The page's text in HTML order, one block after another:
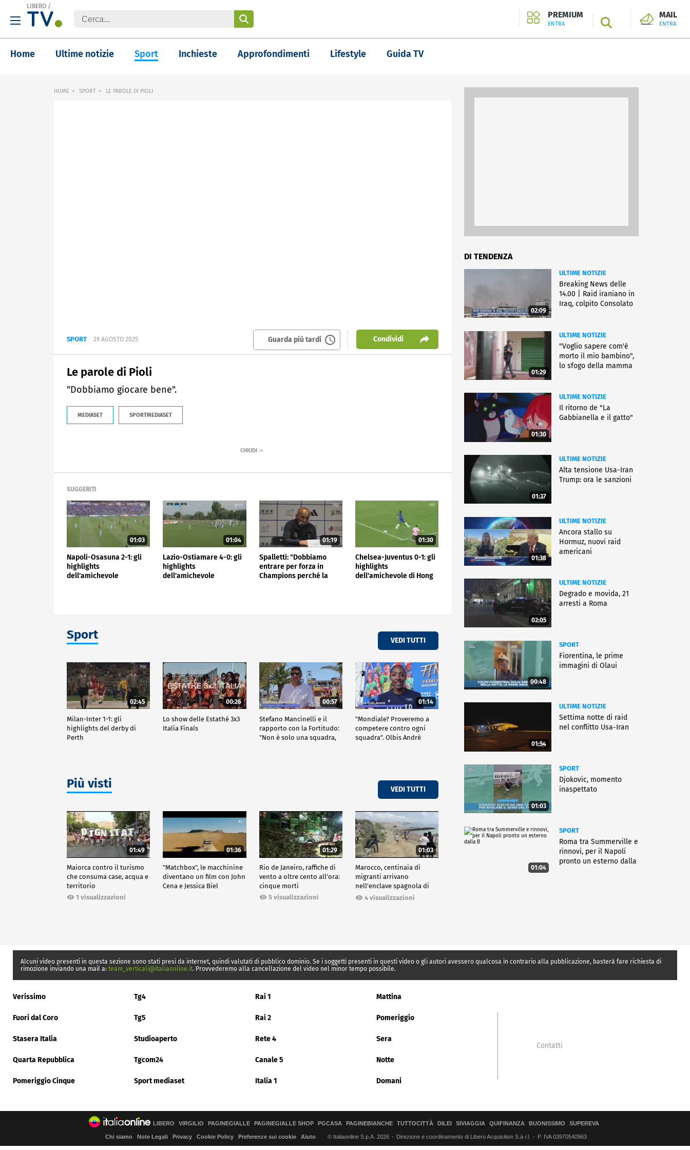
LIBERO /
PREMIUM
ENTRA SEARCH
MAIL
ENTRA
Home Ultime notizie Sport Inchieste Approfondimenti Lifestyle Guida TV
HOME SPORT LE PAROLE DI PIOLI
SPORT 29 AGOSTO 2025 Guarda più tardi Condividi
Le parole di Pioli
"Dobbiamo giocare bene".
MEDIASET SPORTMEDIASET
SUGGERITI
01:03
Napoli-Osasuna 2-1: gli
highlights
dell'amichevole
01:04
Lazio-Ostiamare 4-0: gli
highlights
dell'amichevole
01:19
Spalletti: "Dobbiamo
entrare per forza in
Champions perché la
01:30
Chelsea-Juventus 0-1: gli
highlights
dell'amichevole di Hong
Sport VEDI TUTTI
02:45
Milan-Inter 1-1: gli
highlights del derby di
Perth
00:26
Lo show delle Estathé 3x3
Italia Finals
00:57
Stefano Mancinelli e il
rapporto con la Fortitudo:
"Non è solo una squadra,
01:14
"Mondiale? Proveremo a
competere contro ogni
squadra". Olbis Andrè
Più visti VEDI TUTTI
01:49
Maiorca contro il turismo
che consuma case, acqua e
territorio
1 visualizzazioni
01:36
"Matchbox", le macchinine
diventano un film con John
Cena e Jessica Biel
01:29
Rio de Janeiro, raffiche di
vento a oltre cento all'ora:
cinque morti
5 visualizzazioni
01:03
Marocco, centinaia di
migranti arrivano
nell'enclave spagnola di
Ceuta4 visualizzazioni
DI TENDENZA
02:09
ULTIME NOTIZIE
Breaking News delle
14.00 | Raid iraniano in
Iraq, colpito Consolato
01:29
ULTIME NOTIZIE
"Voglio sapere com'è
morto il mio bambino",
lo sfogo della mamma
01:30
ULTIME NOTIZIE
Il ritorno de "La
Gabbianella e il gatto"
01:37
ULTIME NOTIZIE
Alta tensione Usa-Iran
Trump: ora le sanzioni
01:38
ULTIME NOTIZIE
Ancora stallo su
Hormuz, nuovi raid
americani
02:05
ULTIME NOTIZIE
Degrado e movida, 21
arresti a Roma
00:48
SPORT
Fiorentina, le prime
immagini di Olaui
01:54
ULTIME NOTIZIE
Settima notte di raid
nel conflitto Usa-Iran
01:03
SPORT
Djokovic, momento
inaspettato
01:04
SPORT
Roma tra Summerville e
rinnovi, per il Napoli
pronto un esterno dalla
Alcuni video presenti in questa sezione sono stati presi da internet, quindi valutati di pubblico dominio. Se i soggetti presenti in questi video o gli autori avessero qualcosa in contrario alla pubblicazione, basterà fare richiesta di
rimozione inviando una mail a: team_verticali@italiaonline.it. Provvederemo alla cancellazione del video nel minor tempo possibile.
Verissimo Tg4 Rai 1 Mattina
Fuori dal Coro Tg5 Rai 2 Pomeriggio
Stasera Italia Studioaperto Rete 4 Sera
Quarta Repubblica Tgcom24 Canale 5 Notte
Pomeriggio Cinque Sport mediaset Italia 1 Domani
Contatti
LIBERO VIRGILIO PAGINEGIALLE PAGINEGIALLE SHOP PGCASA PAGINEBIANCHE TUTTOCITTÀ DILEI SIVIAGGIA QUIFINANZA BUONISSIMO SUPEREVA
Chi siamo Note Legali Privacy Cookie Policy Preferenze sui cookie Aiuto © Italiaonline S.p.A. 2026 Direzione e coordinamento di Libero Acquisition S.á r.l. P. IVA 03970540963